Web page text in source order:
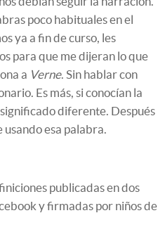
poco habituales en el
ya a fin de curso, les
para que me dijeran lo que
a Verne. Sin hablar con
Es más, si conocían la
diferente. Después
esa palabra.
publicadas en dos
y firmadas por niños de